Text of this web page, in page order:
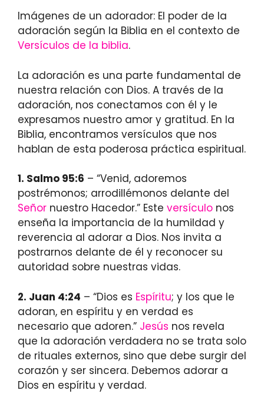
Imágenes de un adorador: El poder de la
adoración según la Biblia en el contexto de
Versículos de la biblia.
La adoración es una parte fundamental de
nuestra relación con Dios. A través de la
adoración, nos conectamos con él y le
expresamos nuestro amor y gratitud. En la
Biblia, encontramos versículos que nos
hablan de esta poderosa práctica espiritual.
1. Salmo 95:6 – “Venid, adoremos
postrémonos; arrodillémonos delante del
Señor nuestro Hacedor.” Este versículo nos
enseña la importancia de la humildad y
reverencia al adorar a Dios. Nos invita a
postrarnos delante de él y reconocer su
autoridad sobre nuestras vidas.
2. Juan 4:24 – “Dios es Espíritu; y los que le
adoran, en espíritu y en verdad es
necesario que adoren.” Jesús nos revela
que la adoración verdadera no se trata solo
de rituales externos, sino que debe surgir del
corazón y ser sincera. Debemos adorar a
Dios en espíritu y verdad.